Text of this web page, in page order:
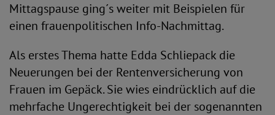
Mittagspause ging´s weiter mit Beispielen für
einen frauenpolitischen Info-Nachmittag.
Als erstes Thema hatte Edda Schliepack die
Neuerungen bei der Rentenversicherung von
Frauen im Gepäck. Sie wies eindrücklich auf die
mehrfache Ungerechtigkeit bei der sogenannten